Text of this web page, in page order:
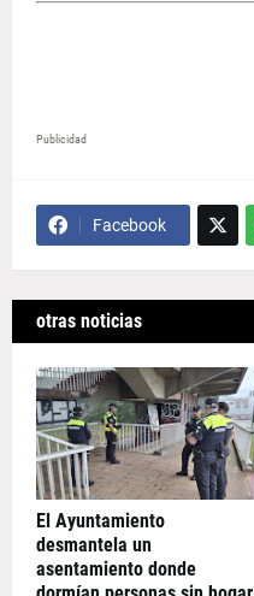
Publicidad
Facebook
otras noticias
El Ayuntamiento
desmantela un
asentamiento donde